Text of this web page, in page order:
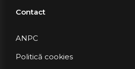
Contact
ANPC
Politică cookies